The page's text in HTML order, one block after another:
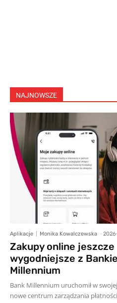
NAJNOWSZE
Aplikacje Monika Kowalczewska -
Zakupy online jeszcze
wygodniejsze z
Millennium
Bank Millennium uruchomił w
nowe centrum zarządzania